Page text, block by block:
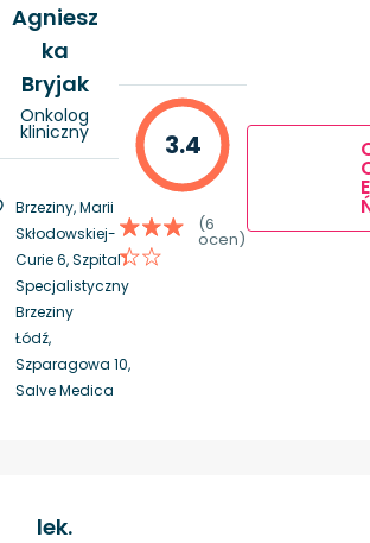
Agniesz
ka
Bryjak
Onkolog
kliniczny
Brzeziny, Marii
Skłodowskiej-
Curie 6, Szpital
Specjalistyczny
Brzeziny
Łódź,
Szparagowa 10,
Salve Medica
3.4
(6
ocen)
E
lek.